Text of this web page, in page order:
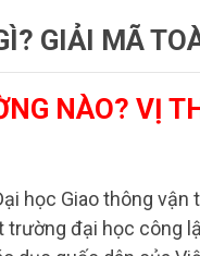
GIẢI MÃ
NÀO? VỊ
học Giao thông
đại học công